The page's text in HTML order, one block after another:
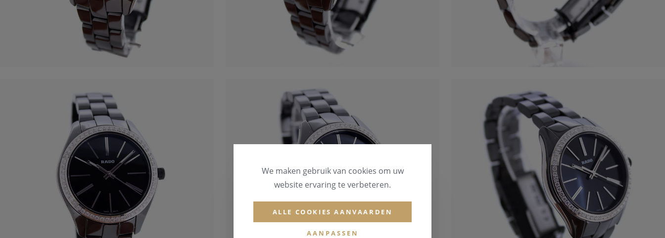
We maken gebruik van cookies om uw
website ervaring te verbeteren.
ALLE COOKIES AANVAARDEN
AANPASSEN